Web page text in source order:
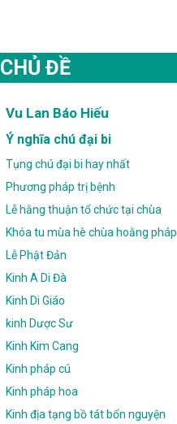
CHỦ ĐỀ
Vu Lan Báo Hiếu
Ý nghĩa chú đại bi
Tụng chú đại bi hay nhất
Phương pháp trị bệnh
Lễ hằng thuận tổ chức tại chùa
Khóa tu mùa hè chùa hoằng pháp
Lễ Phật Đản
Kinh A Di Đà
Kinh Di Giáo
kinh Dược Sư
Kinh Kim Cang
Kinh pháp cú
Kinh pháp hoa
Kinh địa tạng bồ tát bổn nguyện